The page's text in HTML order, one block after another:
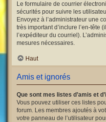
Le formulaire de courrier
sécurités pour suivre les
Envoyez à l’administrateur une
très important d’inclure l’en-tête
l’expéditeur du courriel).
mesures nécessaires.
Haut
Amis et ignorés
Que sont mes listes d’amis et
Vous pouvez utiliser ces listes
forum. Les membres ajoutés à
votre panneau de l’utilisateur